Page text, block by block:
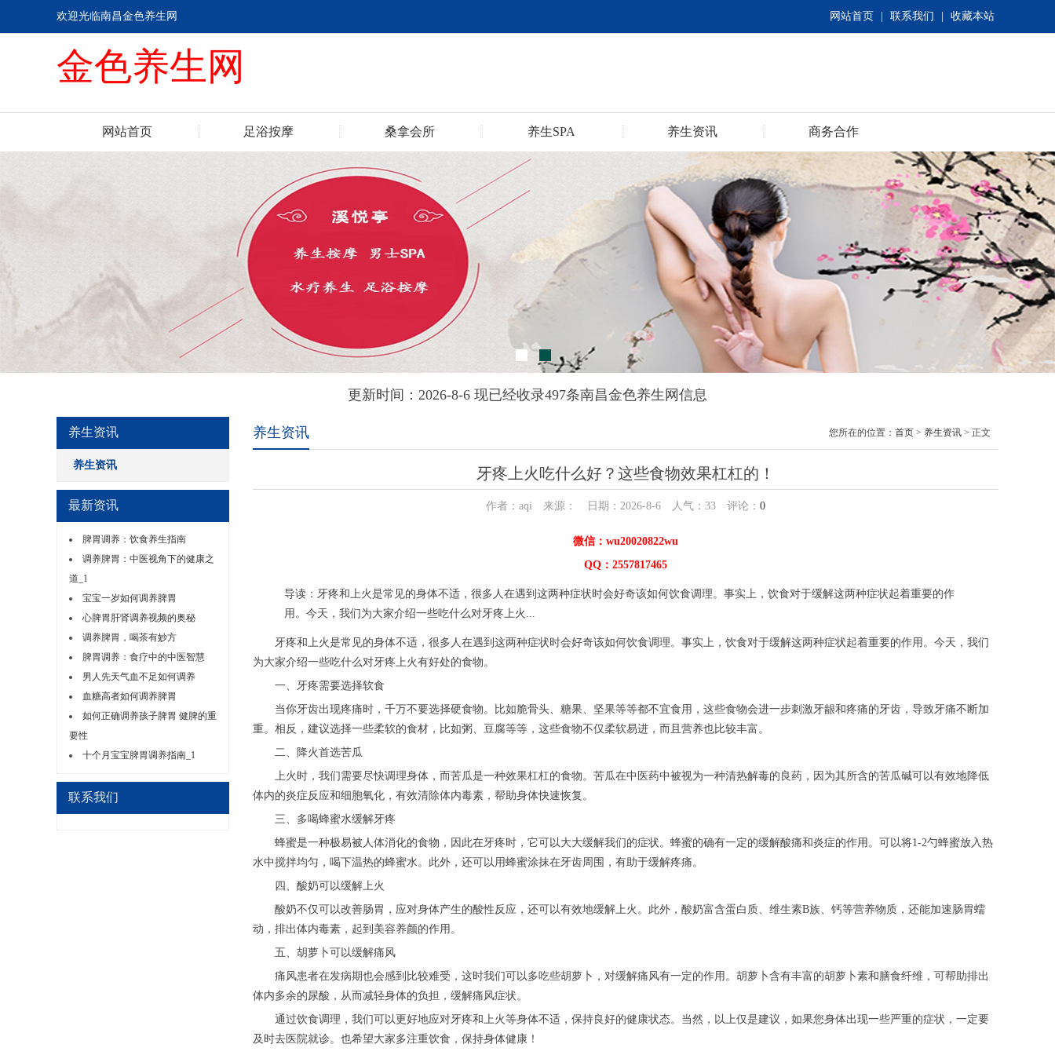
网站首页 联系我们 收藏本站
欢迎光临南昌金色养生网
金色养生网
网站首页 足浴按摩 桑拿会所 养生SPA 养生资讯 商务合作
更新时间：2026-8-6 现已经收录497条南昌金色养生网信息
养生资讯
养生资讯
最新资讯
脾胃调养：饮食养生指南
调养脾胃：中医视角下的健康之
道_1
宝宝一岁如何调养脾胃
心脾胃肝肾调养视频的奥秘
调养脾胃，喝茶有妙方
脾胃调养：食疗中的中医智慧
男人先天气血不足如何调养
血糖高者如何调养脾胃
如何正确调养孩子脾胃 健脾的重
要性
十个月宝宝脾胃调养指南_1
联系我们
养生资讯 您所在的位置： 首页 > 养生资讯 > 正文
牙疼上火吃什么好？这些食物效果杠杠的！
作者：aqi 来源： 日期：2026-8-6 人气： 33 评论： 0
微信：wu20020822wu
QQ：2557817465
导读：牙疼和上火是常见的身体不适，很多人在遇到这两种症状时会好奇该如何饮食调理。事实上，饮食对于缓解这两种症状起着重要的作
用。今天，我们为大家介绍一些吃什么对牙疼上火...
牙疼和上火是常见的身体不适，很多人在遇到这两种症状时会好奇该如何饮食调理。事实上，饮食对于缓解这两种症状起着重要的作用。今天，我们
为大家介绍一些吃什么对牙疼上火有好处的食物。
一、牙疼需要选择软食
当你牙齿出现疼痛时，千万不要选择硬食物。比如脆骨头、糖果、坚果等等都不宜食用，这些食物会进一步刺激牙龈和疼痛的牙齿，导致牙痛不断加
重。相反，建议选择一些柔软的食材，比如粥、豆腐等等，这些食物不仅柔软易进，而且营养也比较丰富。
二、降火首选苦瓜
上火时，我们需要尽快调理身体，而苦瓜是一种效果杠杠的食物。苦瓜在中医药中被视为一种清热解毒的良药，因为其所含的苦瓜碱可以有效地降低
体内的炎症反应和细胞氧化，有效清除体内毒素，帮助身体快速恢复。
三、多喝蜂蜜水缓解牙疼
蜂蜜是一种极易被人体消化的食物，因此在牙疼时，它可以大大缓解我们的症状。蜂蜜的确有一定的缓解酸痛和炎症的作用。可以将1-2勺蜂蜜放入热
水中搅拌均匀，喝下温热的蜂蜜水。此外，还可以用蜂蜜涂抹在牙齿周围，有助于缓解疼痛。
四、酸奶可以缓解上火
酸奶不仅可以改善肠胃，应对身体产生的酸性反应，还可以有效地缓解上火。此外，酸奶富含蛋白质、维生素B族、钙等营养物质，还能加速肠胃蠕
动，排出体内毒素，起到美容养颜的作用。
五、胡萝卜可以缓解痛风
痛风患者在发病期也会感到比较难受，这时我们可以多吃些胡萝卜，对缓解痛风有一定的作用。胡萝卜含有丰富的胡萝卜素和膳食纤维，可帮助排出
体内多余的尿酸，从而减轻身体的负担，缓解痛风症状。
通过饮食调理，我们可以更好地应对牙疼和上火等身体不适，保持良好的健康状态。当然，以上仅是建议，如果您身体出现一些严重的症状，一定要
及时去医院就诊。也希望大家多注重饮食，保持身体健康！